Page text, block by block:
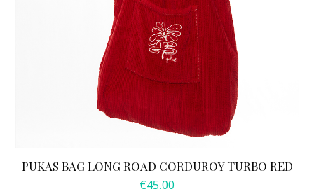
PUKAS BAG LONG ROAD CORDUROY TURBO RED
€45,00